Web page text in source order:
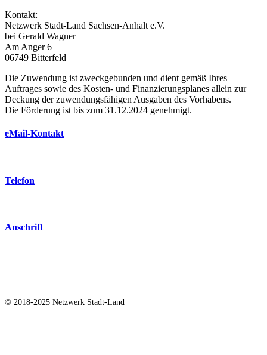
Kontakt:
Netzwerk Stadt-Land Sachsen-Anhalt e.V.
bei Gerald Wagner
Am Anger 6
06749 Bitterfeld
Die Zuwendung ist zweckgebunden und dient gemäß Ihres
Auftrages sowie des Kosten- und Finanzierungsplanes allein zur
Deckung der zuwendungsfähigen Ausgaben des Vorhabens.
Die Förderung ist bis zum 31.12.2024 genehmigt.
eMail-Kontakt
Telefon
Anschrift
© 2018-2025 Netzwerk Stadt-Land